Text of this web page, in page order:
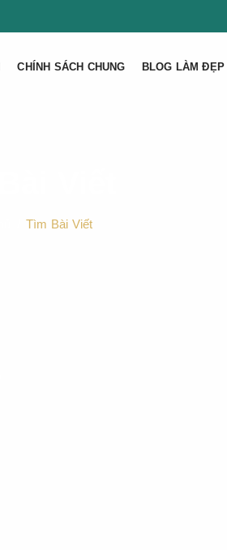
CHÍNH SÁCH CHUNG BLOG LÀM ĐẸP
Tìm Bài Viết